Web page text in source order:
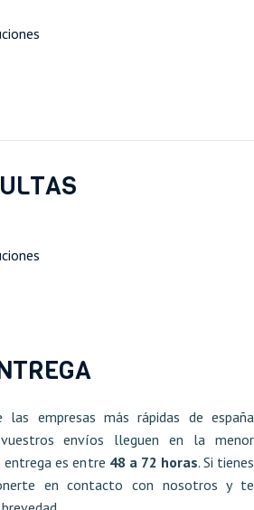
las empresas más rápidas de españa
envíos lleguen en la menor
entrega es entre 48 a 72 horas. Si tienes
en contacto con nosotros y te